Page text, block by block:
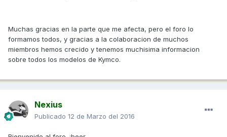
Muchas gracias en la parte que me afecta, pero el foro lo
formamos todos, y gracias a la colaboracion de muchos
miembros hemos crecido y tenemos muchisima informacion
sobre todos los modelos de Kymco.
Nexius
Publicado 12 de Marzo del 2016